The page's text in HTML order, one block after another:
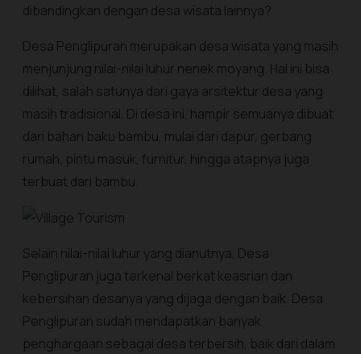
dibandingkan dengan desa wisata lainnya?
Desa Penglipuran merupakan desa wisata yang masih
menjunjung nilai-nilai luhur nenek moyang. Hal ini bisa
dilihat, salah satunya dari gaya arsitektur desa yang
masih tradisional. Di desa ini, hampir semuanya dibuat
dari bahan baku bambu, mulai dari dapur, gerbang
rumah, pintu masuk, furnitur, hingga atapnya juga
terbuat dari bambu.
Selain nilai-nilai luhur yang dianutnya, Desa
Penglipuran juga terkenal berkat keasrian dan
kebersihan desanya yang dijaga dengan baik. Desa
Penglipuran sudah mendapatkan banyak
penghargaan sebagai desa terbersih, baik dari dalam